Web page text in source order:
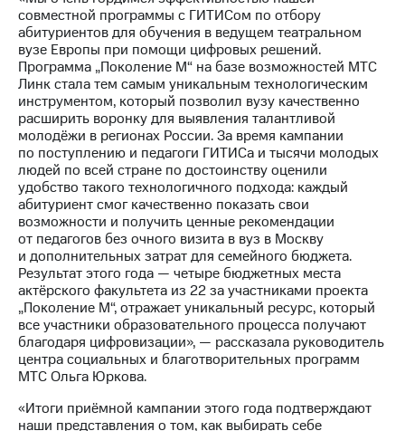
Акционерный
капитал
Контроль
и
аудит
Рынок
акций
Описание
Программа
приобретения
Порядок
выкупа
акций
Дивиденды
Рынок
облигаций
Описание
Еврооблигации-2023
Уведомление
о
погашении
именных
облигаций
совместной программы с ГИТИСом по отбору
абитуриентов для обучения в ведущем театральном
вузе Европы при помощи цифровых решений.
Программа „Поколение М“ на базе возможностей МТС
Линк стала тем самым уникальным технологическим
инструментом, который позволил вузу качественно
расширить воронку для выявления талантливой
молодёжи в регионах России. За время кампании
по поступлению и педагоги ГИТИСа и тысячи молодых
людей по всей стране по достоинству оценили
удобство такого технологичного подхода: каждый
абитуриент смог качественно показать свои
возможности и получить ценные рекомендации
от педагогов без очного визита в вуз в Москву
и дополнительных затрат для семейного бюджета.
Результат этого года — четыре бюджетных места
актёрского факультета из 22 за участниками проекта
„Поколение М“, отражает уникальный ресурс, который
все участники образовательного процесса получают
благодаря цифровизации», — рассказала руководитель
центра социальных и благотворительных программ
МТС Ольга Юркова.
«Итоги приёмной кампании этого года подтверждают
наши представления о том, как выбирать себе